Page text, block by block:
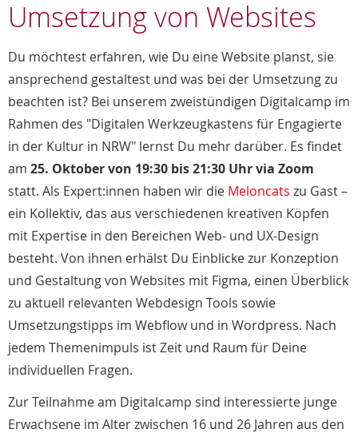
Umsetzung von Websites
Du möchtest erfahren, wie Du eine Website planst, sie
ansprechend gestaltest und was bei der Umsetzung zu
beachten ist? Bei unserem zweistündigen Digitalcamp im
Rahmen des "Digitalen Werkzeugkastens für Engagierte
in der Kultur in NRW" lernst Du mehr darüber. Es findet
am 25. Oktober von 19:30 bis 21:30 Uhr via Zoom
statt. Als Expert:innen haben wir die Meloncats zu Gast –
ein Kollektiv, das aus verschiedenen kreativen Köpfen
mit Expertise in den Bereichen Web- und UX-Design
besteht. Von ihnen erhälst Du Einblicke zur Konzeption
und Gestaltung von Websites mit Figma, einen Überblick
zu aktuell relevanten Webdesign Tools sowie
Umsetzungstipps im Webflow und in Wordpress. Nach
jedem Themenimpuls ist Zeit und Raum für Deine
individuellen Fragen.
Zur Teilnahme am Digitalcamp sind interessierte junge
Erwachsene im Alter zwischen 16 und 26 Jahren aus den